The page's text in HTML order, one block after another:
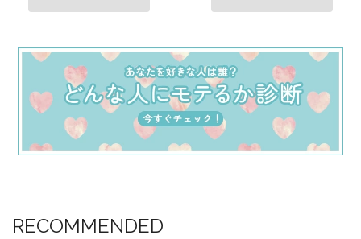
RECOMMENDED